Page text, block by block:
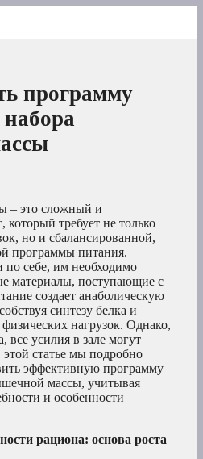
программу
– это сложный и
требует не только
но и сбалансированной,
программы питания.
себе, им необходимо
материалы, поступающие с
создает анаболическую
синтезу белка и
нагрузок. Однако,
все усилия в зале могут
статье мы подробно
эффективную программу
массы, учитывая
и особенности
рациона: основа роста